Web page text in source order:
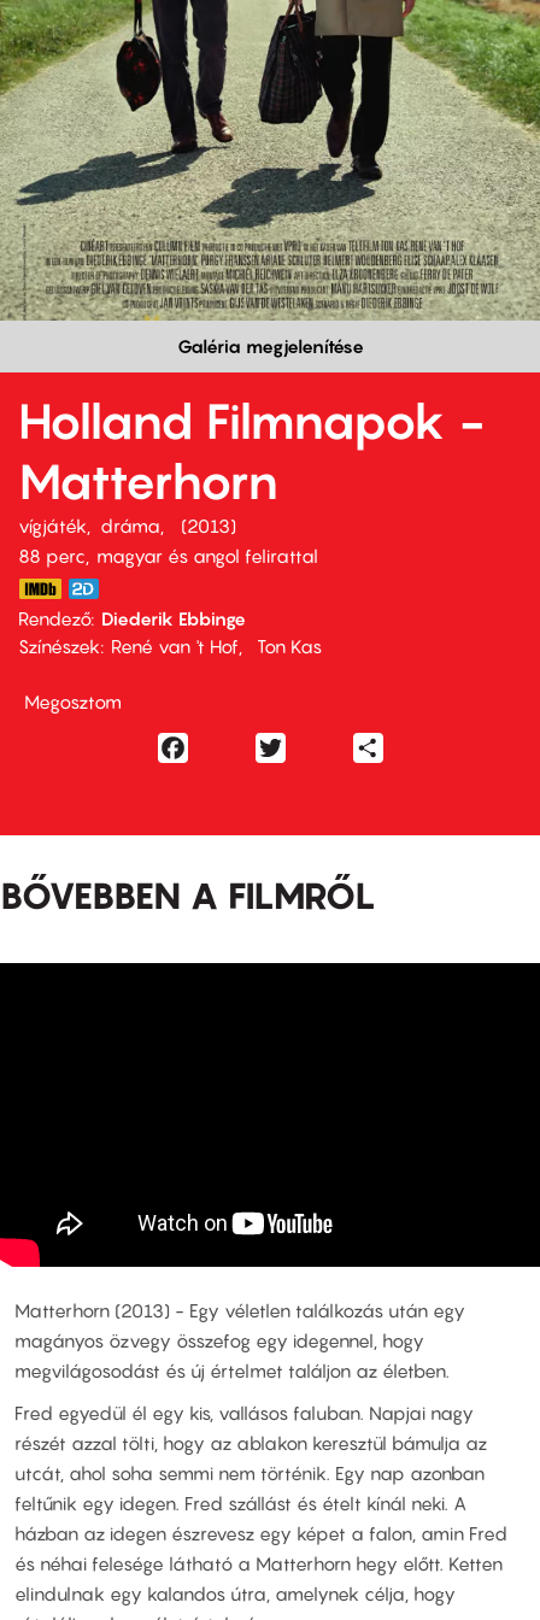
Galéria megjelenítése
Holland Filmnapok -
Matterhorn
vígjáték dráma
2013
88 perc,
magyar és angol felirattal
Rendező Diederik Ebbinge
Színészek
René van 't Hof Ton Kas
Megosztom
Facebook
BŐVEBBEN A FILMRŐL
Matterhorn (2013) - Egy véletlen találkozás után egy
magányos özvegy összefog egy idegennel, hogy
megvilágosodást és új értelmet találjon az életben.
Fred egyedül él egy kis, vallásos faluban. Napjai nagy
részét azzal tölti, hogy az ablakon keresztül bámulja az
utcát, ahol soha semmi nem történik. Egy nap azonban
feltűnik egy idegen. Fred szállást és ételt kínál neki. A
házban az idegen észrevesz egy képet a falon, amin Fred
és néhai felesége látható a Matterhorn hegy előtt. Ketten
elindulnak egy kalandos útra, amelynek célja, hogy